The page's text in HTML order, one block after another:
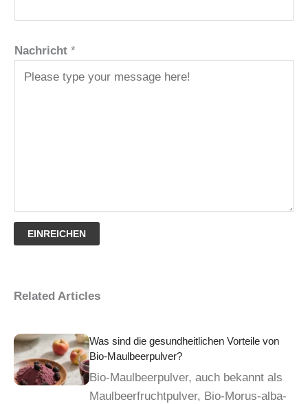
Nachricht *
EINREICHEN
Related Articles
Was sind die gesundheitlichen Vorteile von
Bio-Maulbeerpulver?
Bio-Maulbeerpulver, auch bekannt als
Maulbeerfruchtpulver, Bio-Morus-alba-